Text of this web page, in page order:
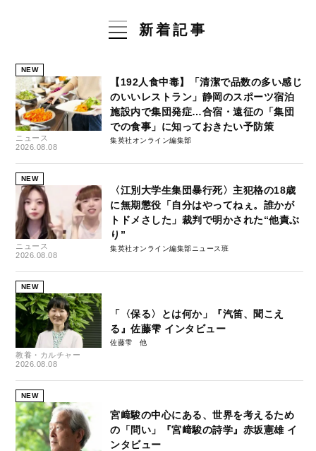
新着記事
NEW
ニュース
2026.08.08
【192人食中毒】「清潔で品数の多い感じ
のいいレストラン」静岡のスポーツ宿泊
施設内で集団発症…合宿・遠征の「集団
での食事」に知っておきたい予防策
集英社オンライン編集部
NEW
ニュース
2026.08.08
〈江別大学生集団暴行死〉主犯格の18歳
に無期懲役「自分はやってねぇ。誰かが
トドメさした」裁判で明かされた“他責ぶ
り”
集英社オンライン編集部ニュース班
NEW
教養・カルチャー
2026.08.08
「〈保る〉とは何か」『汽笛、聞こえ
る』佐藤雫 インタビュー
佐藤雫
NEW
宮﨑駿の中心にある、世界を考えるため
の「問い」『宮﨑駿の詩学』赤坂憲雄 イ
ンタビュー